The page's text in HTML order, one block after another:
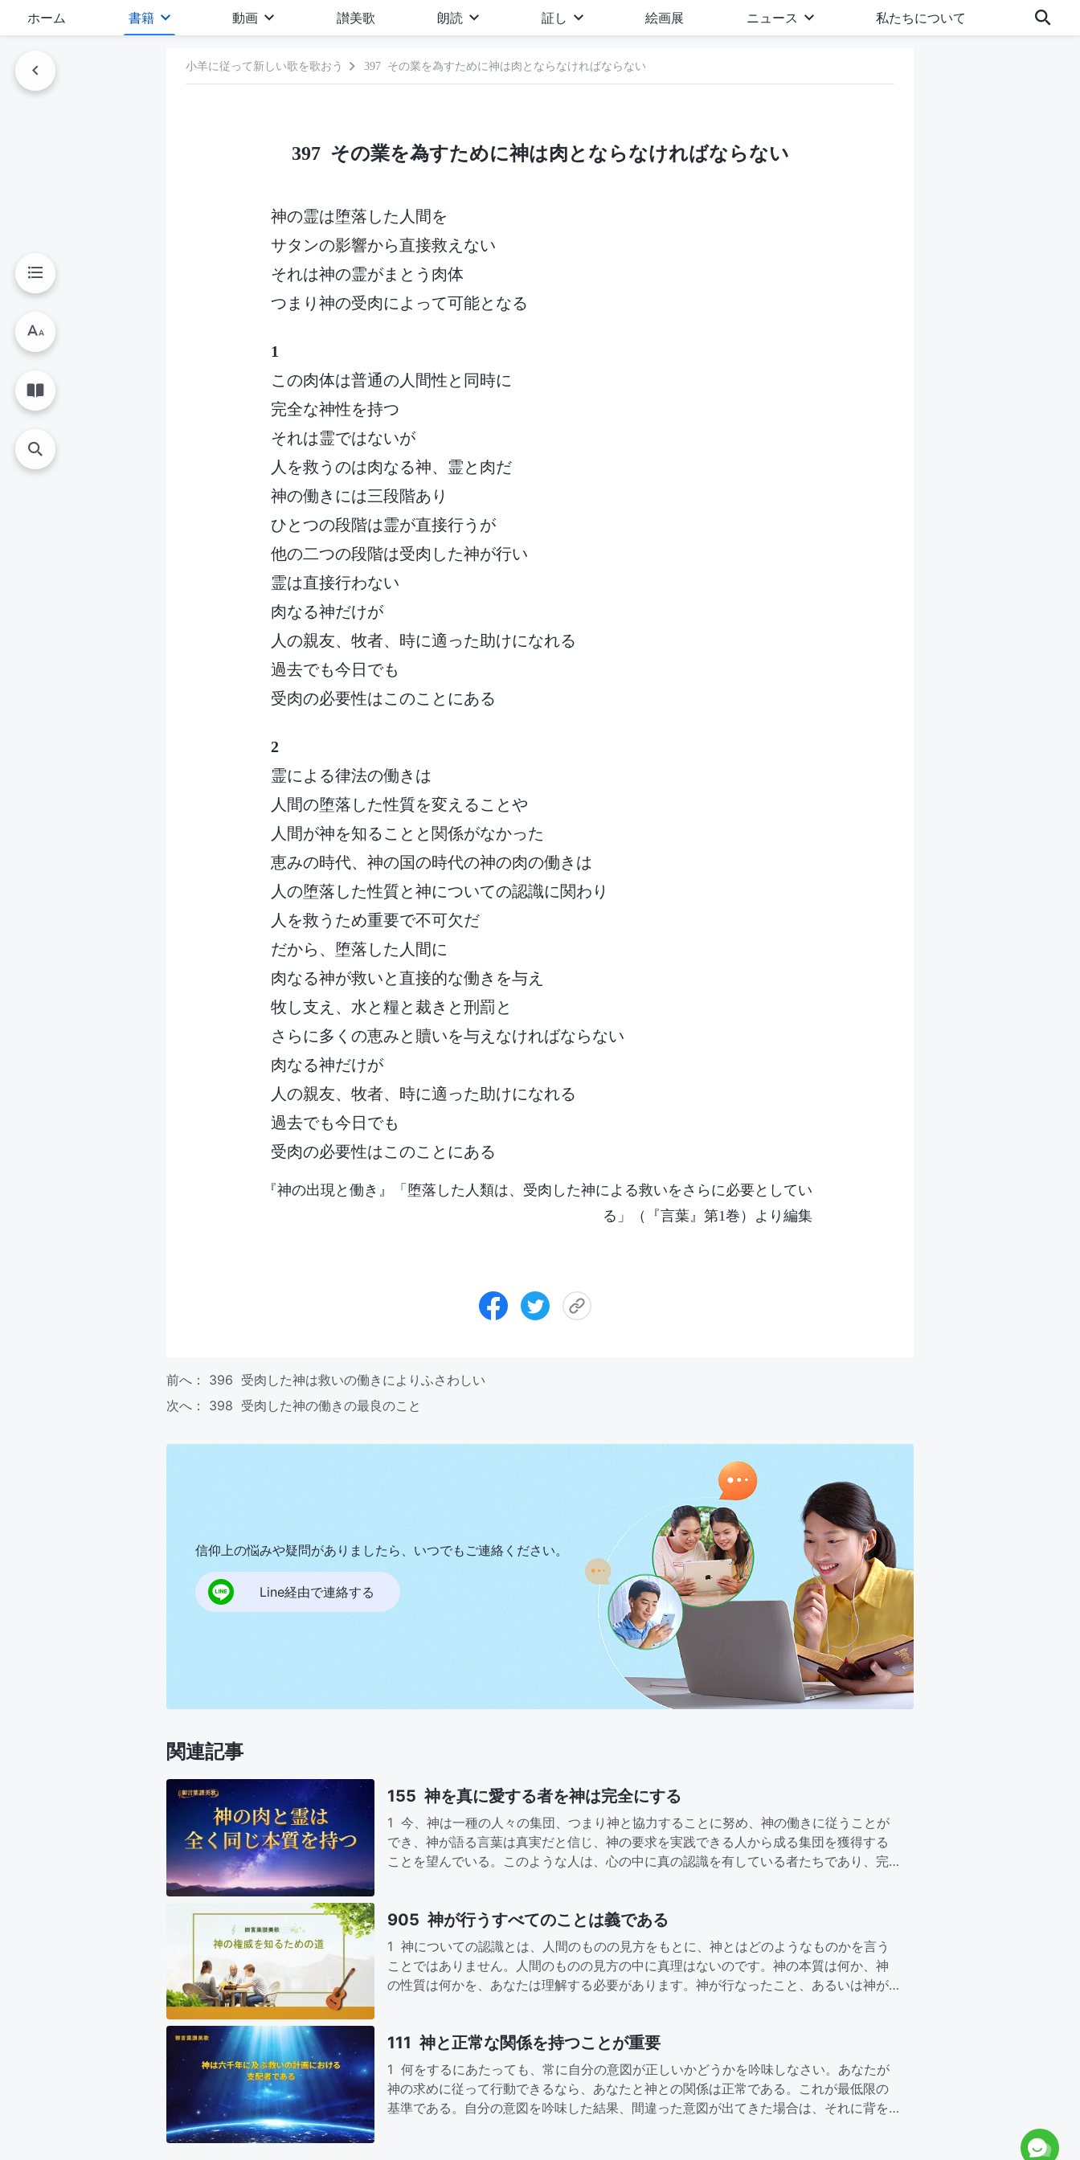
ホーム 書籍 動画 讃美歌 朗読 証し 絵画展 ニュース 私たちについて
小羊に従って新しい歌を歌おう 397 その業を為すために神は肉とならなければならない
397 その業を為すために神は肉とならなければならない
神の霊は堕落した人間を
サタンの影響から直接救えない
それは神の霊がまとう肉体
つまり神の受肉によって可能となる
1
この肉体は普通の人間性と同時に
完全な神性を持つ
それは霊ではないが
人を救うのは肉なる神、霊と肉だ
神の働きには三段階あり
ひとつの段階は霊が直接行うが
他の二つの段階は受肉した神が行い
霊は直接行わない
肉なる神だけが
人の親友、牧者、時に適った助けになれる
過去でも今日でも
受肉の必要性はこのことにある
2
霊による律法の働きは
人間の堕落した性質を変えることや
人間が神を知ることと関係がなかった
恵みの時代、神の国の時代の神の肉の働きは
人の堕落した性質と神についての認識に関わり
人を救うため重要で不可欠だ
だから、堕落した人間に
肉なる神が救いと直接的な働きを与え
牧し支え、水と糧と裁きと刑罰と
さらに多くの恵みと贖いを与えなければならない
肉なる神だけが
人の親友、牧者、時に適った助けになれる
過去でも今日でも
受肉の必要性はこのことにある
『神の出現と働き』「堕落した人類は、受肉した神による救いをさらに必要としてい
る」（『言葉』第1巻）より編集
前へ： 396 受肉した神は救いの働きによりふさわしい
次へ： 398 受肉した神の働きの最良のこと
信仰上の悩みや疑問がありましたら、いつでもご連絡ください。
Line経由で連絡する
関連記事
155 神を真に愛する者を神は完全にする
1 今、神は一種の人々の集団、つまり神と協力することに努め、神の働きに従うことが
でき、神が語る言葉は真実だと信じ、神の要求を実践できる人から成る集団を獲得する
ことを望んでいる。このような人は、心の中に真の認識を有している者たちであり、完
905 神が行うすべてのことは義である
1 神についての認識とは、人間のものの見方をもとに、神とはどのようなものかを言う
ことではありません。人間のものの見方の中に真理はないのです。神の本質は何か、神
の性質は何かを、あなたは理解する必要があります。神が行なったこと、あるいは神が
111 神と正常な関係を持つことが重要
1 何をするにあたっても、常に自分の意図が正しいかどうかを吟味しなさい。あなたが
神の求めに従って行動できるなら、あなたと神との関係は正常である。これが最低限の
基準である。自分の意図を吟味した結果、間違った意図が出てきた場合は、それに背を